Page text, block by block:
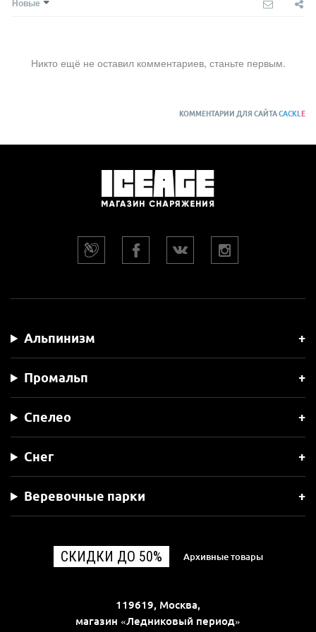
Новые
Никто ещё не оставил комментариев, станьте первым.
КОММЕНТАРИИ ДЛЯ САЙТАCACKLE
Альпинизм
Промальп
Спелео
Снег
Веревочные парки
СКИДКИ ДО 50% Архивные товары
119619, Москва,
магазин «Ледниковый период»